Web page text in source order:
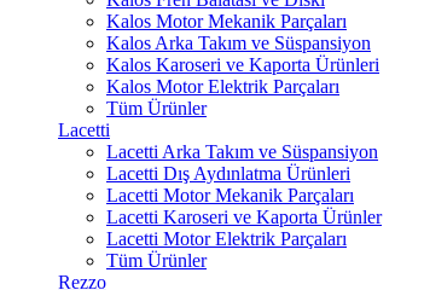
Kalos Motor Mekanik Parçaları
Kalos Arka Takım ve Süspansiyon
Kalos Karoseri ve Kaporta Ürünleri
Kalos Motor Elektrik Parçaları
Tüm Ürünler
Lacetti
Lacetti Arka Takım ve Süspansiyon
Lacetti Dış Aydınlatma Ürünleri
Lacetti Motor Mekanik Parçaları
Lacetti Karoseri ve Kaporta Ürünler
Lacetti Motor Elektrik Parçaları
Tüm Ürünler
Rezzo